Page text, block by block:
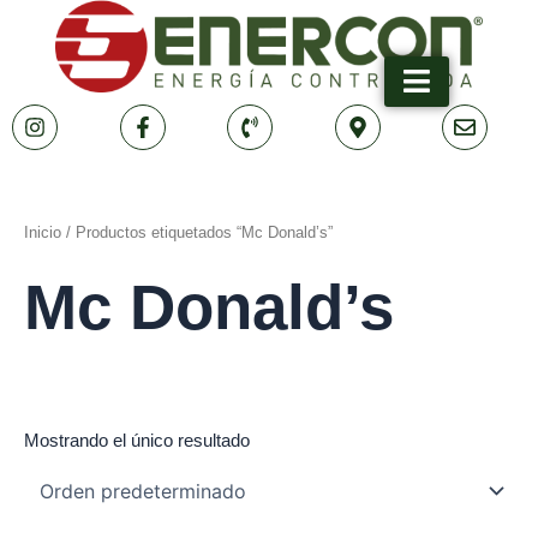
contenido
Inicio / Productos etiquetados “Mc Donald’s”
Mc Donald’s
Mostrando el único resultado